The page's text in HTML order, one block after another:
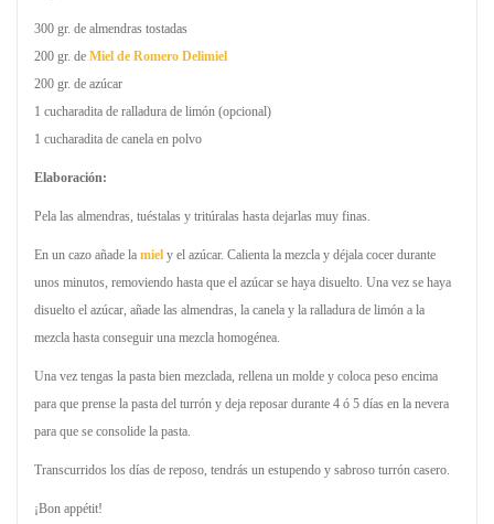
300 gr. de almendras tostadas
200 gr. de Miel de Romero Delimiel
200 gr. de azúcar
1 cucharadita de ralladura de limón (opcional)
1 cucharadita de canela en polvo
Elaboración:
Pela las almendras, tuéstalas y tritúralas hasta dejarlas muy finas.
En un cazo añade la miel y el azúcar. Calienta la mezcla y déjala cocer durante
unos minutos, removiendo hasta que el azúcar se haya disuelto. Una vez se haya
disuelto el azúcar, añade las almendras, la canela y la ralladura de limón a la
mezcla hasta conseguir una mezcla homogénea.
Una vez tengas la pasta bien mezclada, rellena un molde y coloca peso encima
para que prense la pasta del turrón y deja reposar durante 4 ó 5 días en la nevera
para que se consolide la pasta.
Transcurridos los días de reposo, tendrás un estupendo y sabroso turrón casero.
¡Bon appétit!